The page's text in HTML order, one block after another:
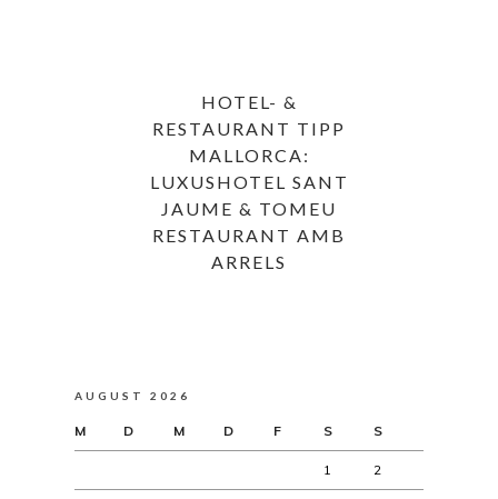
HOTEL- &
RESTAURANT TIPP
MALLORCA:
LUXUSHOTEL SANT
JAUME & TOMEU
RESTAURANT AMB
ARRELS
AUGUST 2026
M D M D F S S
1 2